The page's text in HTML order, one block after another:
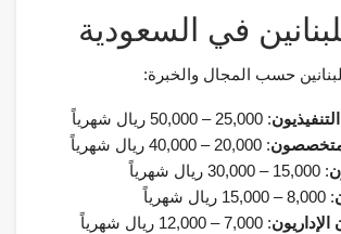
في السعودية
حسب المجال والخبرة:
: 25,000 – 50,000 ريال شهرياً
: 20,000 – 40,000 ريال شهرياً
: 15,000 – 30,000 ريال شهرياً
: 8,000 – 15,000 ريال شهرياً
: 7,000 – 12,000 ريال شهرياً